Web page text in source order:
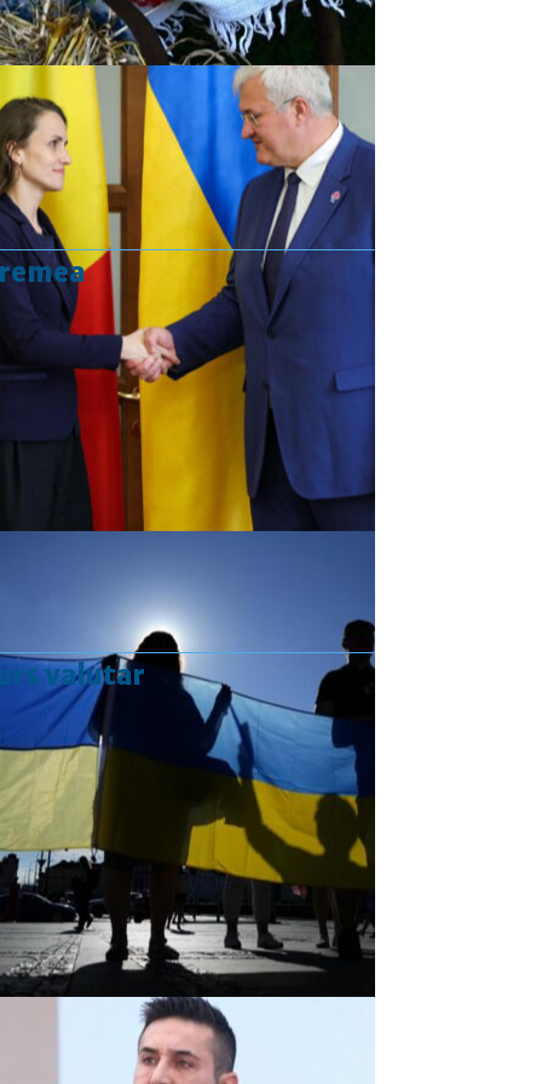
valutar
Curs valutar: 07 Aug 2026
EUR
: 5,2554 RON
+0,0041 ▲
: 4,5584 RON
+0,0077 ▲
: 5,6244 RON
+0,0023 ▲
GBP : 6,1277 RON
+0,0041 ▲
Convertor valutar
»